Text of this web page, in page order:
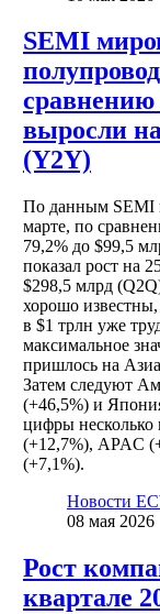
SEMI
выросли
(Y2Y)
По данным SEMI
марте, по
79,2% до $99,5
показал рост на
$298,5 млрд
хорошо
в $1 трлн уже
максимальное
пришлось на
Затем следуют
(+46,5%) и
цифры
(+12,7%), APAC
(+7,1%).
Новости
08 мая 2026
Рост
квартале